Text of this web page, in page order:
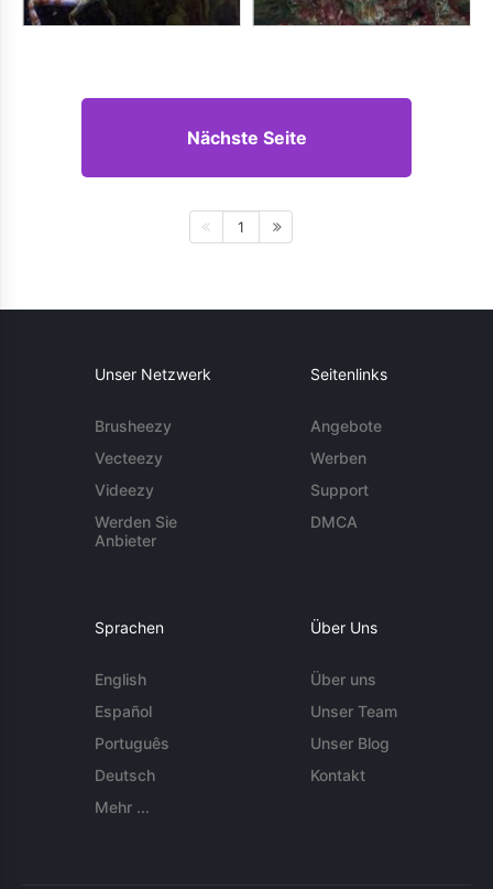
Nächste Seite
1
Unser Netzwerk
Brusheezy
Vecteezy
Videezy
Werden Sie
Anbieter
Seitenlinks
Angebote
Werben
Support
DMCA
Sprachen
English
Español
Português
Deutsch
Mehr ...
Über Uns
Über uns
Unser Team
Unser Blog
Kontakt